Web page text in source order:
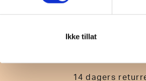
Ikke tillat
14 dagers